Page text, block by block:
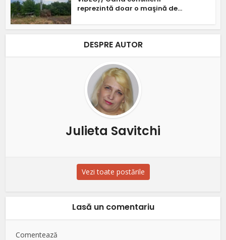
reprezintă doar o maşină de...
DESPRE AUTOR
Julieta Savitchi
Vezi toate postările
Lasă un comentariu
Comentează